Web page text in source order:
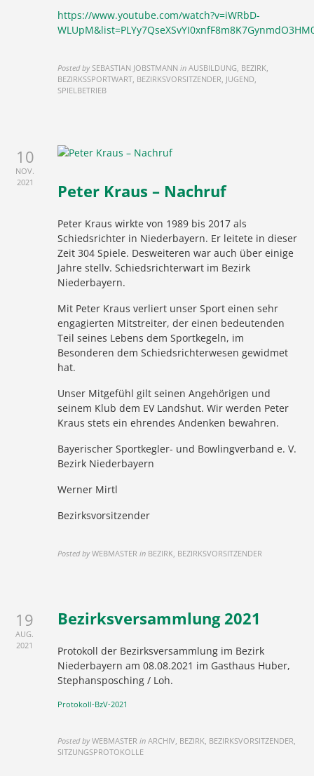
https://www.youtube.com/watch?v=iWRbD-
Posted by SEBASTIAN JOBSTMANN in AUSBILDUNG, BEZIRK,
BEZIRKSSPORTWART, BEZIRKSVORSITZENDER, JUGEND,
SPIELBETRIEB
10
NOV.
2021
Peter Kraus – Nachruf
Peter Kraus wirkte von 1989 bis 2017 als
Schiedsrichter in Niederbayern. Er leitete in dieser
Zeit 304 Spiele. Desweiteren war auch über einige
Jahre stellv. Schiedsrichterwart im Bezirk
Niederbayern.
Mit Peter Kraus verliert unser Sport einen sehr
engagierten Mitstreiter, der einen bedeutenden
Teil seines Lebens dem Sportkegeln, im
Besonderen dem Schiedsrichterwesen gewidmet
hat.
Unser Mitgefühl gilt seinen Angehörigen und
seinem Klub dem EV Landshut. Wir werden Peter
Kraus stets ein ehrendes Andenken bewahren.
Bayerischer Sportkegler- und Bowlingverband e. V.
Bezirk Niederbayern
Werner Mirtl
Bezirksvorsitzender
Posted by WEBMASTER in BEZIRK, BEZIRKSVORSITZENDER
19
AUG.
2021
Bezirksversammlung 2021
Protokoll der Bezirksversammlung im Bezirk
Niederbayern am 08.08.2021 im Gasthaus Huber,
Stephansposching / Loh.
Protokoll-BzV-2021
Posted by WEBMASTER in ARCHIV, BEZIRK, BEZIRKSVORSITZENDER,
SITZUNGSPROTOKOLLE